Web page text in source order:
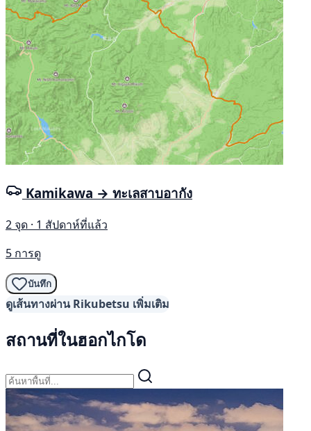
Kamikawa → ทะเลสาบอากัง
2 จุด · 1 สัปดาห์ที่แล้ว
5 การดู
บันทึก
ดูเส้นทางผ่าน Rikubetsu เพิ่มเติม
สถานที่ในฮอกไกโด